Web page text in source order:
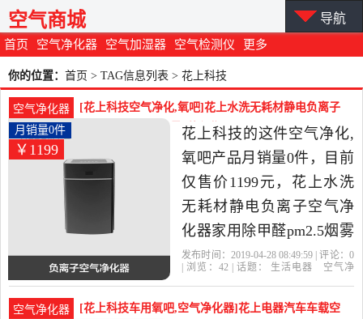
首页 空气净化器 空气加湿器 空气检测仪 更多
空气商城 导航
你的位置： 首页 > TAG信息列表 > 花上科技
空气净化器
[花上科技空气净化,氧吧]花上水洗无耗材静电负离子
空气净化器家月销量0件仅售1199元
￥1199
月销量0件
花上科技的这件空气净化,
氧吧产品月销量0件，目前
仅售价1199元，花上水洗
无耗材静电负离子空气净
化器家用除甲醛pm2.5烟雾
霾卧室是2019年花上科技
很高的空气净化,氧吧，由
发布时间：2019-04-28 08:49:59 | 评论： 0
| 浏览： 42| 话题： 生活电器
空气净
空气净化器
[花上科技车用氧吧,空气净化器]花上电器汽车车载空